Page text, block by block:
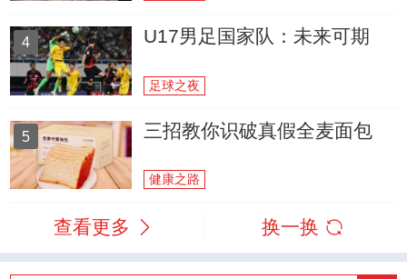
4 U17男足国家队：未来可期
足球之夜
5 三招教你识破真假全麦面包
健康之路
查看更多 换一换